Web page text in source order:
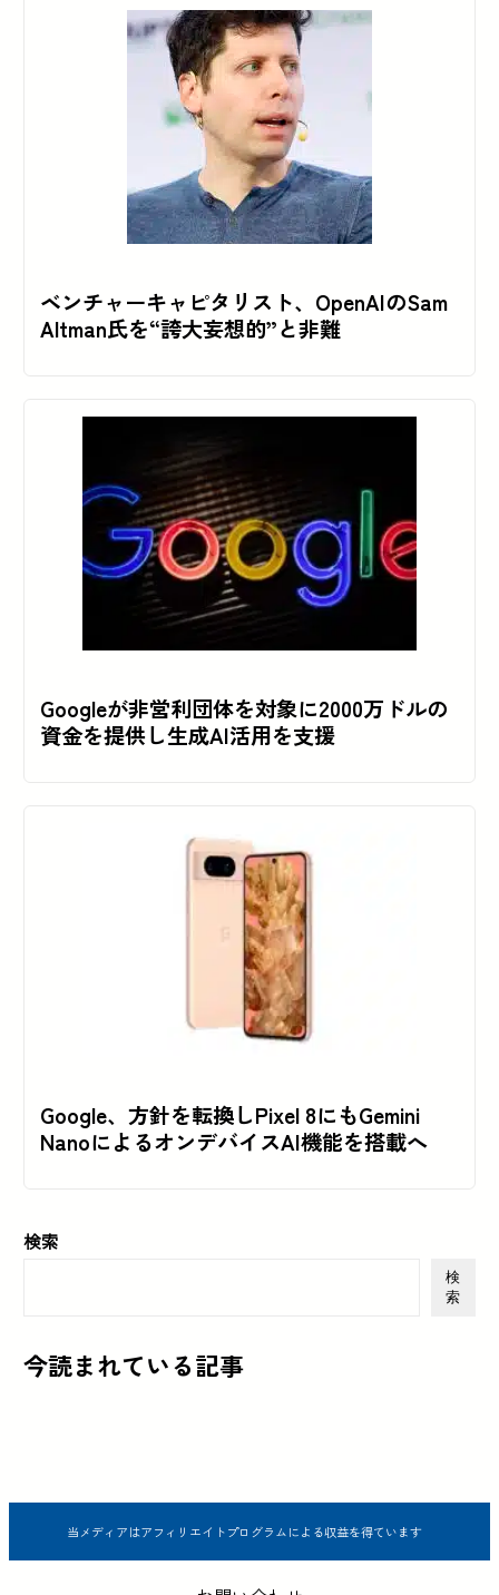
ベンチャーキャピタリスト、OpenAIのSam
Altman氏を“誇大妄想的”と非難
Googleが非営利団体を対象に2000万ドルの
資金を提供し生成AI活用を支援
Google、方針を転換しPixel 8にもGemini
NanoによるオンデバイスAI機能を搭載へ
検索
検
索
今読まれている記事
当メディアはアフィリエイトプログラムによる収益を得ています